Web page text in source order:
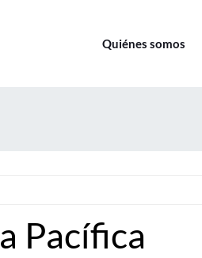
Quiénes somos
Pacífica